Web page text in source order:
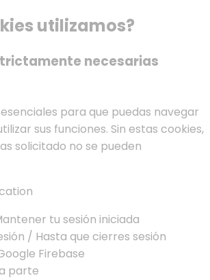
utilizamos?
necesarias
para que puedas navegar
sus funciones. Sin estas cookies,
solicitado no se pueden
tu sesión iniciada
/ Hasta que cierres sesión
Firebase
parte